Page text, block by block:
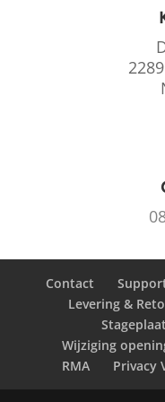
Contact
Levering &
Wijziging
RMA
Privacy